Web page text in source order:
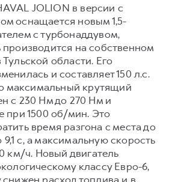
JOLION в версии с
оснащается новым 1,5-
с турбонаддувом,
на собственном
области. Его
и составляет 150 л.с.
максимальный крутящий
с 230 Нм до 270 Нм и
при 1500 об/мин. Это
время разгона с места до
9,1 с, а максимальную скорость
км/ч. Новый двигатель
классу Евро-6,